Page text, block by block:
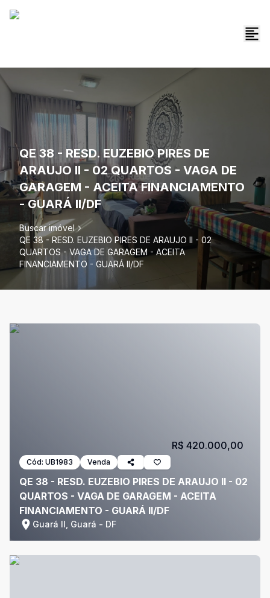
QE 38 - RESD. EUZEBIO PIRES DE
ARAUJO II - 02 QUARTOS - VAGA DE
GARAGEM - ACEITA FINANCIAMENTO
- GUARÁ II/DF
Buscar imóvel
QE 38 - RESD. EUZEBIO PIRES DE ARAUJO II - 02
QUARTOS - VAGA DE GARAGEM - ACEITA
FINANCIAMENTO - GUARÁ II/DF
Cód: UB1983 Venda
QE 38 - RESD. EUZEBIO PIRES DE ARAUJO II - 02
QUARTOS - VAGA DE GARAGEM - ACEITA
FINANCIAMENTO - GUARÁ II/DF
Guará II, Guará - DF
R$ 420.000,00